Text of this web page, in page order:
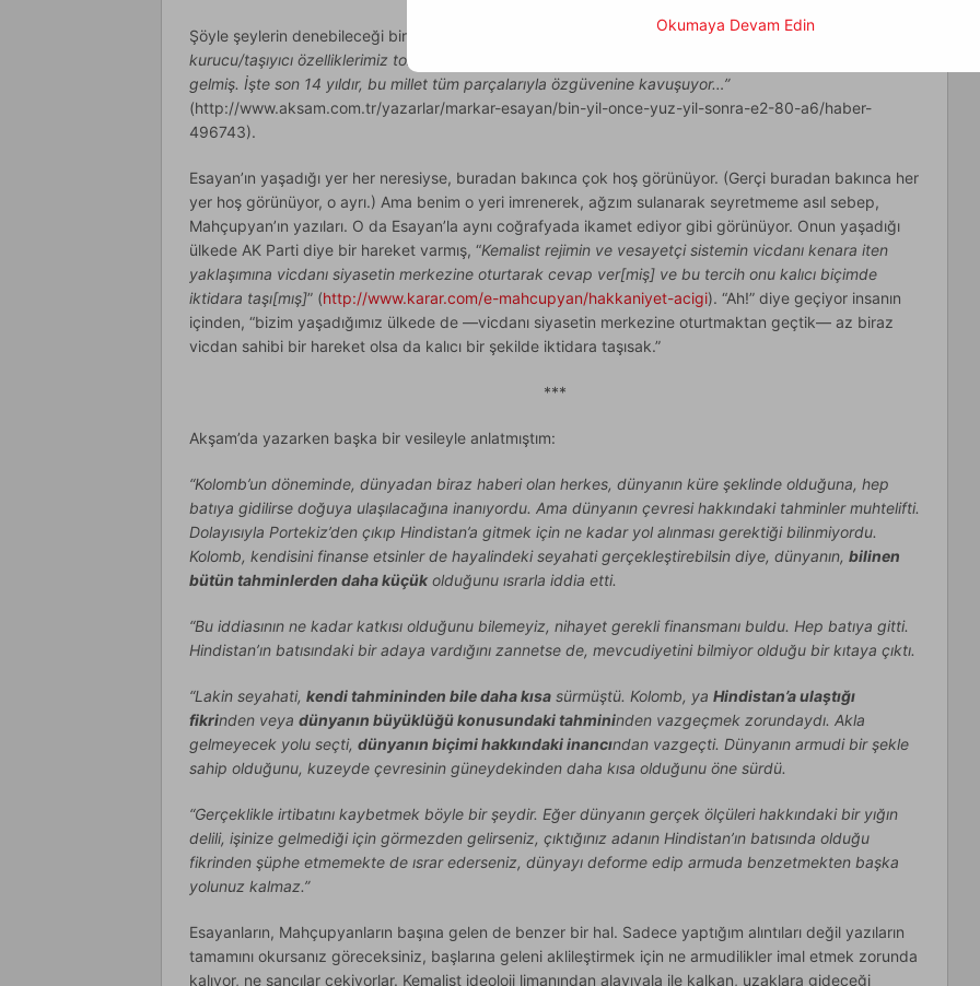
Şöyle şeylerin denebileceği bir yerde: “
Yeni ülke kurulurken, yapılan kritik hatalar ile medeniyet
kurucu/taşıyıcı özelliklerimiz tozlanmış, özgüvenimiz çökertilmiş, kardeş kardeşten şüphe duyar hale
gelmiş. İşte son 14 yıldır, bu millet tüm parçalarıyla özgüvenine kavuşuyor…”
(http://www.aksam.com.tr/yazarlar/markar-esayan/bin-yil-once-yuz-yil-sonra-e2-80-a6/haber-
496743).
Esayan’ın yaşadığı yer her neresiyse, buradan bakınca çok hoş görünüyor. (Gerçi buradan bakınca her
yer hoş görünüyor, o ayrı.) Ama benim o yeri imrenerek, ağzım sulanarak seyretmeme asıl sebep,
Mahçupyan’ın yazıları. O da Esayan’la aynı coğrafyada ikamet ediyor gibi görünüyor. Onun yaşadığı
ülkede AK Parti diye bir hareket varmış, “Kemalist rejimin ve vesayetçi sistemin vicdanı kenara iten
yaklaşımına vicdanı siyasetin merkezine oturtarak cevap ver[miş] ve bu tercih onu kalıcı biçimde
iktidara taşı[mış]” (http://www.karar.com/e-mahcupyan/hakkaniyet-acigi). “Ah!” diye geçiyor insanın
içinden, “bizim yaşadığımız ülkede de —vicdanı siyasetin merkezine oturtmaktan geçtik— az biraz
vicdan sahibi bir hareket olsa da kalıcı bir şekilde iktidara taşısak.”
***
Akşam’da yazarken başka bir vesileyle anlatmıştım:
“Kolomb’un döneminde, dünyadan biraz haberi olan herkes, dünyanın küre şeklinde olduğuna, hep
batıya gidilirse doğuya ulaşılacağına inanıyordu. Ama dünyanın çevresi hakkındaki tahminler muhtelifti.
Dolayısıyla Portekiz’den çıkıp Hindistan’a gitmek için ne kadar yol alınması gerektiği bilinmiyordu.
Kolomb, kendisini finanse etsinler de hayalindeki seyahati gerçekleştirebilsin diye, dünyanın, bilinen
bütün tahminlerden daha küçük olduğunu ısrarla iddia etti.
“Bu iddiasının ne kadar katkısı olduğunu bilemeyiz, nihayet gerekli finansmanı buldu. Hep batıya gitti.
Hindistan’ın batısındaki bir adaya vardığını zannetse de, mevcudiyetini bilmiyor olduğu bir kıtaya çıktı.
“Lakin seyahati, kendi tahmininden bile daha kısa sürmüştü. Kolomb, ya Hindistan’a ulaştığı
fikrinden veya dünyanın büyüklüğü konusundaki tahmininden vazgeçmek zorundaydı. Akla
gelmeyecek yolu seçti, dünyanın biçimi hakkındaki inancından vazgeçti. Dünyanın armudi bir şekle
sahip olduğunu, kuzeyde çevresinin güneydekinden daha kısa olduğunu öne sürdü.
“Gerçeklikle irtibatını kaybetmek böyle bir şeydir. Eğer dünyanın gerçek ölçüleri hakkındaki bir yığın
delili, işinize gelmediği için görmezden gelirseniz, çıktığınız adanın Hindistan’ın batısında olduğu
fikrinden şüphe etmemekte de ısrar ederseniz, dünyayı deforme edip armuda benzetmekten başka
yolunuz kalmaz.”
Esayanların, Mahçupyanların başına gelen de benzer bir hal. Sadece yaptığım alıntıları değil yazıların
tamamını okursanız göreceksiniz, başlarına geleni aklileştirmek için ne armudilikler imal etmek zorunda
kalıyor, ne sancılar çekiyorlar. Kemalist ideoloji limanından alayıvala ile kalkan, uzaklara gideceği
Okumaya Devam Edin